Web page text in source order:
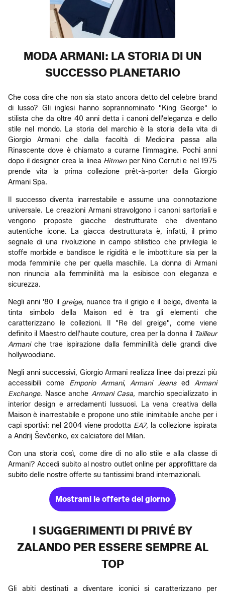
MODA ARMANI: LA STORIA DI UN
SUCCESSO PLANETARIO
Che cosa dire che non sia stato ancora detto del celebre brand
di lusso? Gli inglesi hanno soprannominato "King George" lo
stilista che da oltre 40 anni detta i canoni dell'eleganza e dello
stile nel mondo. La storia del marchio è la storia della vita di
Giorgio Armani che dalla facoltà di Medicina passa alla
Rinascente dove è chiamato a curarne l'immagine. Pochi anni
dopo il designer crea la linea Hitmanper Nino Cerruti e nel 1975
prende vita la prima collezione prêt-à-porter della Giorgio
Armani Spa.
Il successo diventa inarrestabile e assume una connotazione
universale. Le creazioni Armani stravolgono i canoni sartoriali e
vengono proposte giacche destrutturate che diventano
autentiche icone. La giacca destrutturata è, infatti, il primo
segnale di una rivoluzione in campo stilistico che privilegia le
stoffe morbide e bandisce le rigidità e le imbottiture sia per la
moda femminile che per quella maschile. La donna di Armani
non rinuncia alla femminilità ma la esibisce con eleganza e
sicurezza.
Negli anni '80 il greige, nuance tra il grigio e il beige, diventa la
tinta simbolo della Maison ed è tra gli elementi che
caratterizzano le collezioni. Il "Re del greige", come viene
definito il Maestro dell'haute couture, crea per la donna il Tailleur
Armaniche trae ispirazione dalla femminilità delle grandi dive
hollywoodiane.
Negli anni successivi, Giorgio Armani realizza linee dai prezzi più
accessibili come Emporio Armani,Armani JeansedArmani
Exchange. Nasce anche Armani Casa, marchio specializzato in
interior design e arredamenti lussuosi. La vena creativa della
Maison è inarrestabile e propone uno stile inimitabile anche per i
capi sportivi: nel 2004 viene prodotta EA7, la collezione ispirata
a Andrij Ševčenko, ex calciatore del Milan.
Con una storia così, come dire di no allo stile e alla classe di
Armani? Accedi subito al nostro outlet online per approfittare da
subito delle nostre offerte su tantissimi brand internazionali.
Mostrami le offerte del giorno
I SUGGERIMENTI DI PRIVÉ BY
ZALANDO PER ESSERE SEMPRE AL
TOP
Gli abiti destinati a diventare iconici si caratterizzano per